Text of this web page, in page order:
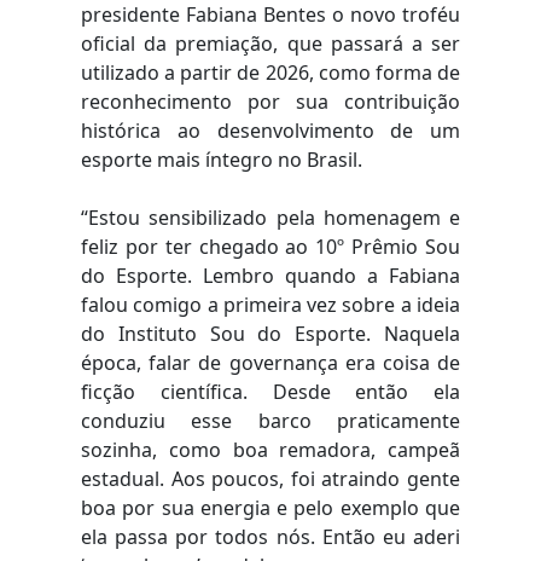
presidente Fabiana Bentes o novo troféu
oficial da premiação, que passará a ser
utilizado a partir de 2026, como forma de
reconhecimento por sua contribuição
histórica ao desenvolvimento de um
esporte mais íntegro no Brasil.
“Estou sensibilizado pela homenagem e
feliz por ter chegado ao 10º Prêmio Sou
do Esporte. Lembro quando a Fabiana
falou comigo a primeira vez sobre a ideia
do Instituto Sou do Esporte. Naquela
época, falar de governança era coisa de
ficção científica. Desde então ela
conduziu esse barco praticamente
sozinha, como boa remadora, campeã
estadual. Aos poucos, foi atraindo gente
boa por sua energia e pelo exemplo que
ela passa por todos nós. Então eu aderi